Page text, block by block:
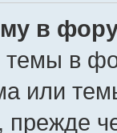
в
темы в
или
прежде